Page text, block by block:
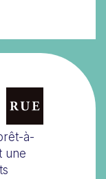
à-
une